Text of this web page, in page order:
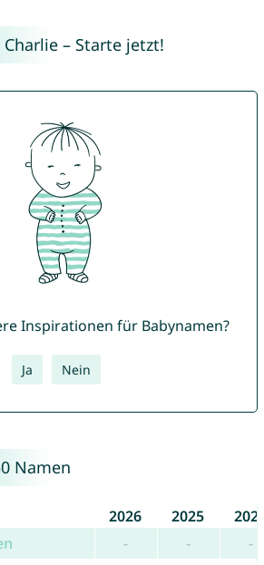
– Starte jetzt!
Inspirationen für Babynamen?
Ja Nein
Namen
2026 2025
- -
-